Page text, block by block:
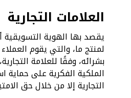
العلامات التجارية
يقصد بها الهوية التسويقية
لمنتج ما، والتي يقوم
بشرائه، وفقًا للعلامة
الملكية الفكرية على حماية
التجارية إلا من خلال حق